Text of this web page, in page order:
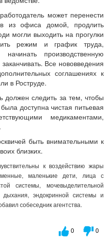
может перенести
из офиса домой, продлить
могли выходить на прогулки
режим и график труда,
производственную
Все нововведения
соглашениях к
в Роструде.
должен следить за тем, чтобы
доступна чистая питьевая
медикаментами,
быть внимательными к
близких.
к воздействию жары
маленькие дети, лица с
системы, мочевыделительной
дыхания, эндокринной системы и
собеседник агентства.
0 0